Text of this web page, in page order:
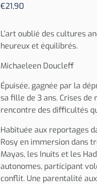
€21,90
L’art oublié des cultures
heureux et équilibrés.
Michaeleen Doucleff
Épuisée, gagnée par la
sa fille de 3 ans. Crises
rencontre des difficultés
Habituée aux reportages
Rosy en immersion dans
Mayas, les Inuits et les
autonomes, participant
conflit. Une parentalité